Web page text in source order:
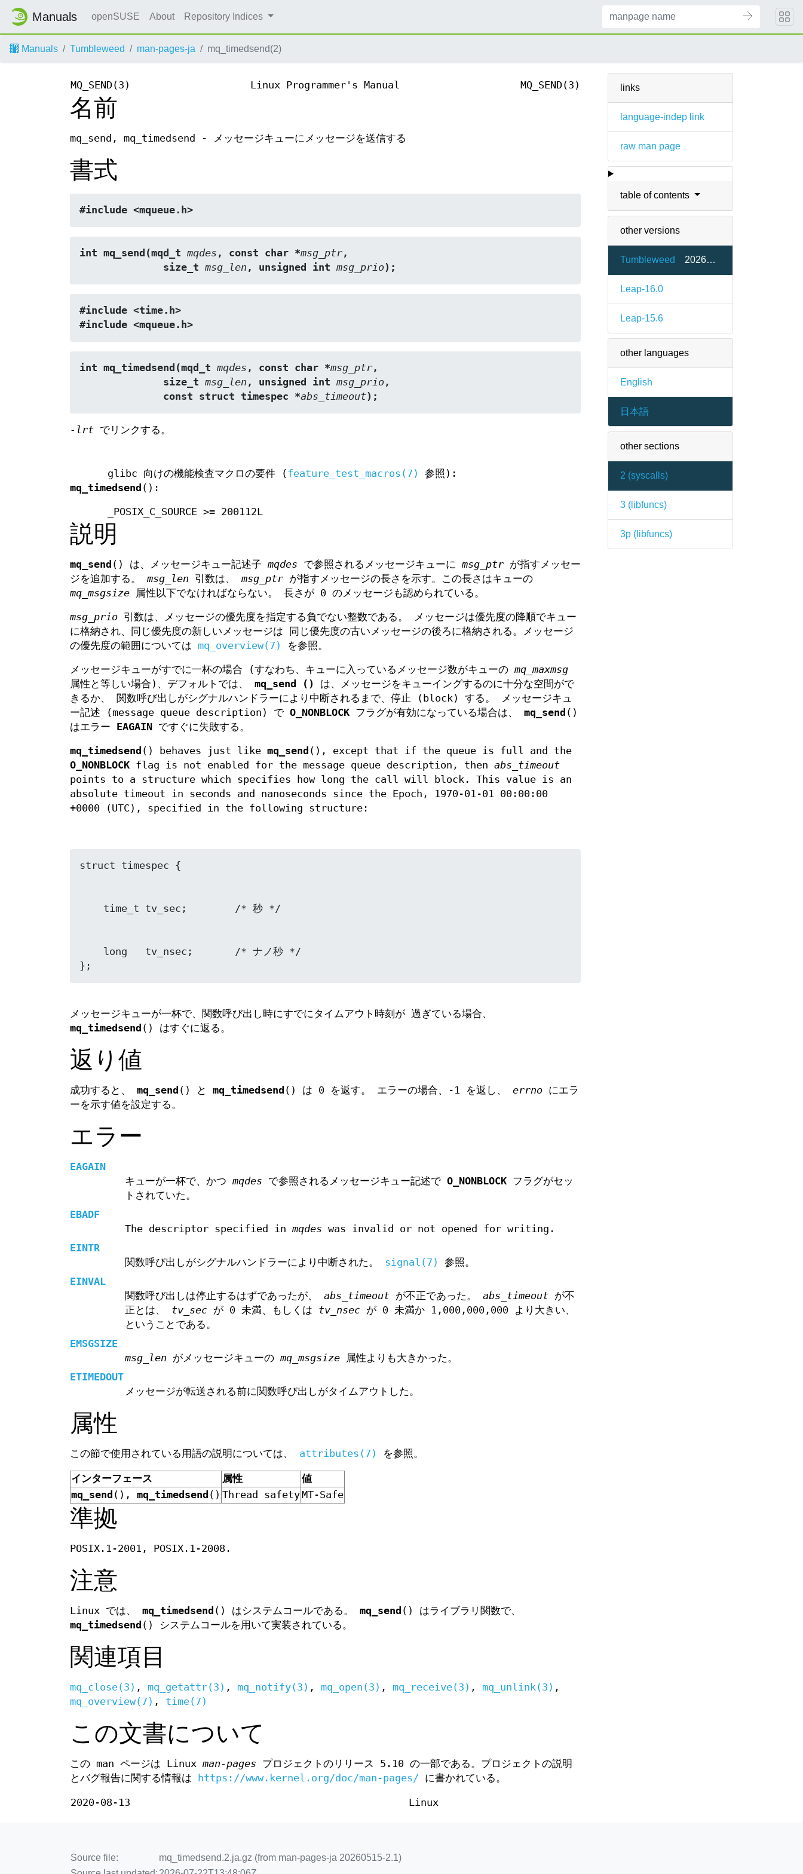
Manuals openSUSE About Repository Indices
Manuals Tumbleweed man-pages-ja mq_timedsend(2)
links
language-indep link
raw man page
table of contents
other versions
Tumbleweed 20260515-2.1
Leap-16.0
Leap-15.6
other languages
English
日本語
other sections
2 (syscalls)
3 ( libfuncs)
3p ( libfuncs)
MQ_SEND(3) Linux Programmer's Manual MQ_SEND(3)
名前
mq_send, mq_timedsend - メッセージキューにメッセージを送信する
書式
#include <mqueue.h>
int mq_send(mqd_t mqdes , const char *msg_ptr,
              size_t
msg_len , unsigned int msg_prio);
#include <time.h>
#include <mqueue.h>
int mq_timedsend(mqd_t mqdes , const char *msg_ptr,
              size_t
msg_len , unsigned int msg_prio,
              const struct timespec *
abs_timeout);
-lrt でリンクする。
glibc 向けの機能検査マクロの要件 (feature_test_macros(7)
参照):
mq_timedsend ():
_POSIX_C_SOURCE >= 200112L
説明
mq_send () は、メッセージキュー記述子 mqdes で参照されるメッセージキューに msg_ptr が指すメッセー
ジを追加する。 msg_len 引数は、 msg_ptr が指すメッセージの長さを示す。この長さはキューの
mq_msgsize 属性以下でなければならない。 長さが 0 のメッセージも認められている。
msg_prio 引数は、メッセージの優先度を指定する負でない整数である。 メッセージは優先度の降順でキュー
に格納され、同じ優先度の新しいメッセージは 同じ優先度の古いメッセージの後ろに格納される。メッセージ
の優先度の範囲については mq_overview(7) を参照。
メッセージキューがすでに一杯の場合 (すなわち、キューに入っているメッセージ数がキューの mq_maxmsg
属性と等しい場合)、デフォルトでは、 mq_send ()
は、メッセージをキューイングするのに十分な空間がで
きるか、 関数呼び出しがシグナルハンドラーにより中断されるまで、停止 (block) する。 メッセージキュ
ー記述 (message queue description) で O_NONBLOCK フラグが有効になっている場合は、 mq_send ()
はエラー EAGAIN ですぐに失敗する。
mq_timedsend () behaves just like mq_send (), except that if the queue is full and the
O_NONBLOCK flag is not enabled for the message queue description, then abs_timeout
points to a structure which specifies how long the call will block. This value is an
absolute timeout in seconds and nanoseconds since the Epoch, 1970-01-01 00:00:00
+0000 (UTC), specified in the following structure:
メッセージキューが一杯で、関数呼び出し時にすでにタイムアウト時刻が 過ぎている場合、
mq_timedsend () はすぐに返る。
返り値
成功すると、 mq_send () と mq_timedsend () は 0 を返す。 エラーの場合、-1 を返し、 errno にエラ
ーを示す値を設定する。
エラー
EAGAIN
キューが一杯で、かつ mqdes で参照されるメッセージキュー記述で O_NONBLOCKフラグがセッ
トされていた。
EBADF
The descriptor specified in mqdes was invalid or not opened for writing.
EINTR
関数呼び出しがシグナルハンドラーにより中断された。 signal(7)
参照。
EINVAL
関数呼び出しは停止するはずであったが、 abs_timeoutが不正であった。 abs_timeoutが不
正とは、 tv_secが 0 未満、もしくは tv_nsecが 0 未満か 1,000,000,000 より大きい、
ということである。
EMSGSIZE
msg_len がメッセージキューの mq_msgsize属性よりも大きかった。
ETIMEDOUT
メッセージが転送される前に関数呼び出しがタイムアウトした。
属性
この節で使用されている用語の説明については、 attributes(7) を参照。
インターフェース 属性
値
mq_send (), mq_timedsend () Thread safetyMT-Safe
準拠
POSIX.1-2001, POSIX.1-2008.
注意
Linux では、 mq_timedsend () はシステムコールである。 mq_send () はライブラリ関数で、
mq_timedsend () システムコールを用いて実装されている。
関連項目
mq_close(3) , mq_getattr(3) , mq_notify(3) , mq_open(3) , mq_receive(3) , mq_unlink(3) ,
mq_overview(7) , time(7)
この文書について
この man ページは Linux man-pages プロジェクトのリリース 5.10 の一部である。プロジェクトの説明
とバグ報告に関する情報は
https://www.kernel.org/doc/man-pages/ に書かれている。
2020-08-13 Linux
Source file:
mq_timedsend.2.ja.gz (from man-pages-ja 20260515-2.1)